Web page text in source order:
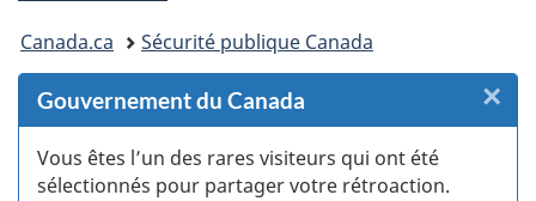
Vous
êtes
ici :
Canada.ca Sécurité publique Canada
Gouvernement du Canada
Vous êtes l’un des rares visiteurs qui ont été
sélectionnés pour partager votre rétroaction.
×